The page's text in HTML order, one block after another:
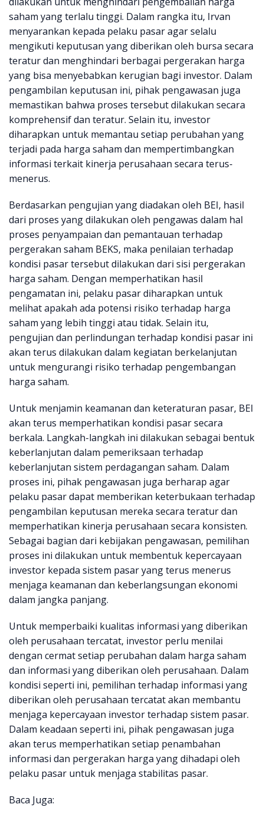
saham yang terlalu tinggi. Dalam rangka itu, Irvan
menyarankan kepada pelaku pasar agar selalu
mengikuti keputusan yang diberikan oleh bursa secara
teratur dan menghindari berbagai pergerakan harga
yang bisa menyebabkan kerugian bagi investor. Dalam
pengambilan keputusan ini, pihak pengawasan juga
memastikan bahwa proses tersebut dilakukan secara
komprehensif dan teratur. Selain itu, investor
diharapkan untuk memantau setiap perubahan yang
terjadi pada harga saham dan mempertimbangkan
informasi terkait kinerja perusahaan secara terus-
menerus.
Berdasarkan pengujian yang diadakan oleh BEI, hasil
dari proses yang dilakukan oleh pengawas dalam hal
proses penyampaian dan pemantauan terhadap
pergerakan saham BEKS, maka penilaian terhadap
kondisi pasar tersebut dilakukan dari sisi pergerakan
harga saham. Dengan memperhatikan hasil
pengamatan ini, pelaku pasar diharapkan untuk
melihat apakah ada potensi risiko terhadap harga
saham yang lebih tinggi atau tidak. Selain itu,
pengujian dan perlindungan terhadap kondisi pasar ini
akan terus dilakukan dalam kegiatan berkelanjutan
untuk mengurangi risiko terhadap pengembangan
harga saham.
Untuk menjamin keamanan dan keteraturan pasar, BEI
akan terus memperhatikan kondisi pasar secara
berkala. Langkah-langkah ini dilakukan sebagai bentuk
keberlanjutan dalam pemeriksaan terhadap
keberlanjutan sistem perdagangan saham. Dalam
proses ini, pihak pengawasan juga berharap agar
pelaku pasar dapat memberikan keterbukaan terhadap
pengambilan keputusan mereka secara teratur dan
memperhatikan kinerja perusahaan secara konsisten.
Sebagai bagian dari kebijakan pengawasan, pemilihan
proses ini dilakukan untuk membentuk kepercayaan
investor kepada sistem pasar yang terus menerus
menjaga keamanan dan keberlangsungan ekonomi
dalam jangka panjang.
Untuk memperbaiki kualitas informasi yang diberikan
oleh perusahaan tercatat, investor perlu menilai
dengan cermat setiap perubahan dalam harga saham
dan informasi yang diberikan oleh perusahaan. Dalam
kondisi seperti ini, pemilihan terhadap informasi yang
diberikan oleh perusahaan tercatat akan membantu
menjaga kepercayaan investor terhadap sistem pasar.
Dalam keadaan seperti ini, pihak pengawasan juga
akan terus memperhatikan setiap penambahan
informasi dan pergerakan harga yang dihadapi oleh
pelaku pasar untuk menjaga stabilitas pasar.
Baca Juga: